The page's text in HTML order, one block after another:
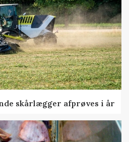
skårlægger afprøves i år